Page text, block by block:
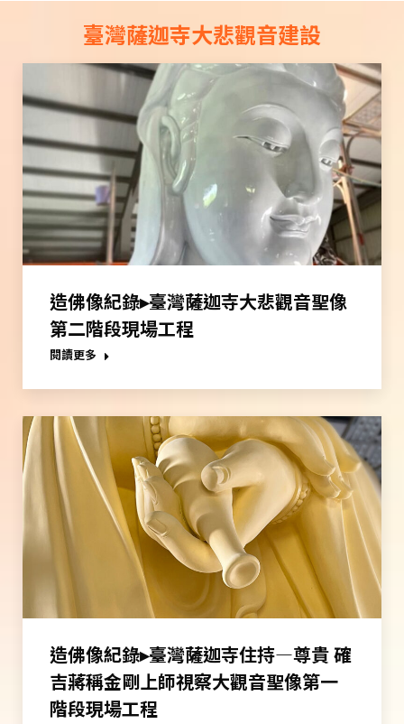
臺灣薩迦寺大悲觀音建設
造佛像紀錄▸臺灣薩迦寺大悲觀音聖像
第二階段現場工程
閱讀更多
造佛像紀錄▸臺灣薩迦寺住持—尊貴 確
吉蔣稱金剛上師視察大觀音聖像第一
階段現場工程